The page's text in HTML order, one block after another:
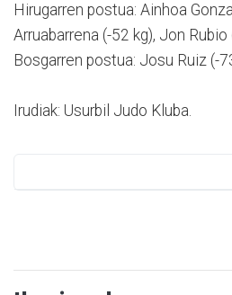
Hirugarren postua: Ainhoa
Arruabarrena (-52 kg), Jon Rubio
Bosgarren postua: Josu Ruiz (-
Irudiak: Usurbil Judo Kluba.